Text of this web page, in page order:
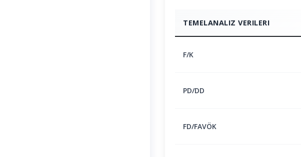
TEMELANALIZ VERILERI
F/K
PD/DD
FD/FAVÖK